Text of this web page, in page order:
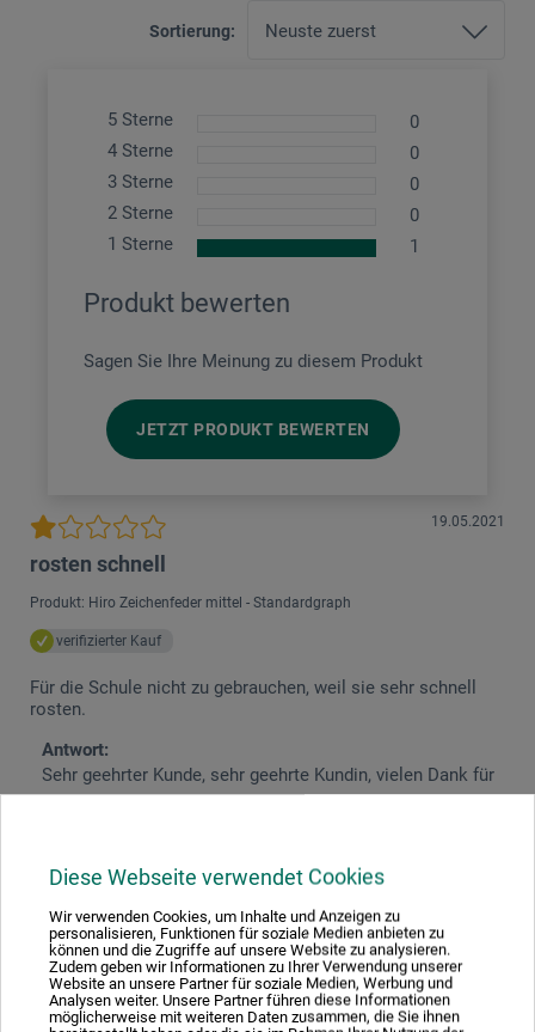
Diese Webseite verwendet Cookies
Wir verwenden Cookies, um Inhalte und Anzeigen zu
personalisieren, Funktionen für soziale Medien anbieten zu
können und die Zugriffe auf unsere Website zu analysieren.
Zudem geben wir Informationen zu Ihrer Verwendung unserer
Website an unsere Partner für soziale Medien, Werbung und
Analysen weiter. Unsere Partner führen diese Informationen
möglicherweise mit weiteren Daten zusammen, die Sie ihnen
Sortierung:
5 Sterne
0
4 Sterne
0
3 Sterne
0
2 Sterne
0
1 Sterne
1
Produkt bewerten
Sagen Sie Ihre Meinung zu diesem Produkt
JETZT PRODUKT BEWERTEN
19.05.2021
rosten schnell
Produkt: Hiro Zeichenfeder mittel - Standardgraph
verifizierter Kauf
Für die Schule nicht zu gebrauchen, weil sie sehr schnell
rosten.
Antwort:
Sehr geehrter Kunde, sehr geehrte Kundin, vielen Dank für
ab. Wir haben Ihre Kritik an unser Produktmanagement
weitergeleitet. Viele Grüße, Ihr boesner-Team.